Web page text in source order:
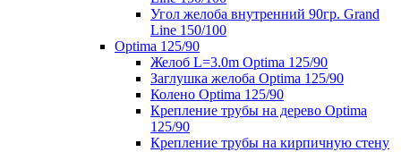
Угол желоба внутренний 90гр. Grand
Line 150/100
Optima 125/90
Желоб L=3.0m Optima 125/90
Заглушка желоба Optima 125/90
Колено Optima 125/90
Крепление трубы на дерево Optima
125/90
Крепление трубы на кирпичную стену